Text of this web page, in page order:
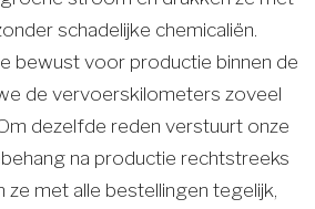
schadelijke chemicaliën.
bewust voor productie binnen de
de vervoerskilometers zoveel
dezelfde reden verstuurt onze
na productie rechtstreeks
ze met alle bestellingen tegelijk,